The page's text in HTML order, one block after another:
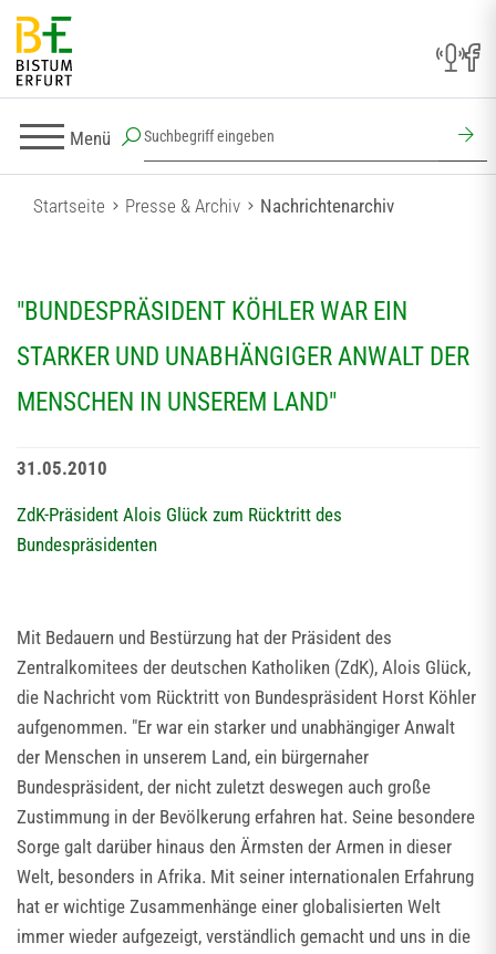
Menü
Startseite Presse & Archiv Nachrichtenarchiv
"BUNDESPRÄSIDENT KÖHLER WAR EIN
STARKER UND UNABHÄNGIGER ANWALT DER
MENSCHEN IN UNSEREM LAND"
31.05.2010
ZdK-Präsident Alois Glück zum Rücktritt des
Bundespräsidenten
Mit Bedauern und Bestürzung hat der Präsident des
Zentralkomitees der deutschen Katholiken (ZdK), Alois Glück,
die Nachricht vom Rücktritt von Bundespräsident Horst Köhler
aufgenommen. "Er war ein starker und unabhängiger Anwalt
der Menschen in unserem Land, ein bürgernaher
Bundespräsident, der nicht zuletzt deswegen auch große
Zustimmung in der Bevölkerung erfahren hat. Seine besondere
Sorge galt darüber hinaus den Ärmsten der Armen in dieser
Welt, besonders in Afrika. Mit seiner internationalen Erfahrung
hat er wichtige Zusammenhänge einer globalisierten Welt
immer wieder aufgezeigt, verständlich gemacht und uns in die